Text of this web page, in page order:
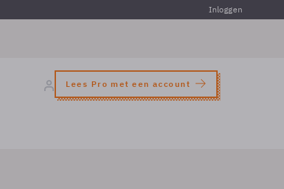
Inloggen
Lees Pro met een account